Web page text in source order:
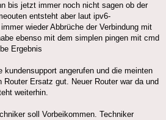
bis jetzt immer noch nicht sagen ob der
entsteht aber laut ipv6-
wieder Abbrüche der Verbindung mit
ebenso mit dem simplen pingen mit cmd
Ergebnis
angerufen und die meinten
Ersatz gut. Neuer Router war da und
weiterhin.
soll Vorbeikommen. Techniker